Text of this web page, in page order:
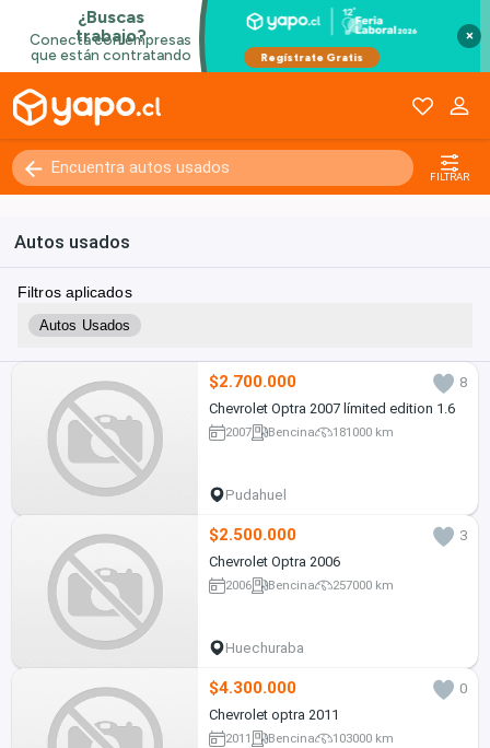
×
FILTRAR
Autos usados
Filtros aplicados
Autos Usados
$2.700.000
8
Chevrolet Optra 2007 límited edition 1.6
2007 Bencina 181000 km
Pudahuel
$2.500.000
3
Chevrolet Optra 2006
2006 Bencina 257000 km
Huechuraba
$4.300.000
0
Chevrolet optra 2011
2011 Bencina 103000 km